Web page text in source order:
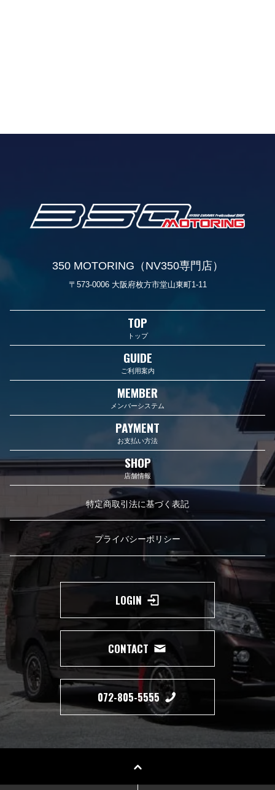
350 MOTORING（NV350専門店）
〒573-0006 大阪府枚方市堂山東町1-11
TOP
トップ
GUIDE
ご利用案内
MEMBER
メンバーシステム
PAYMENT
お支払い方法
SHOP
店舗情報
特定商取引法に基づく表記
プライバシーポリシー
LOGIN
CONTACT
072-805-5555